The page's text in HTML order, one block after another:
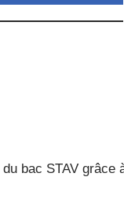
du bac STAV grâce